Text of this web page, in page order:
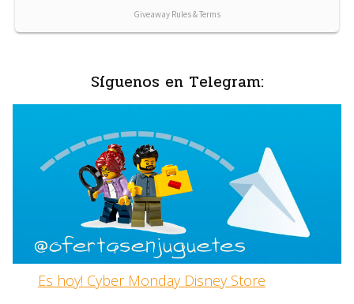
Síguenos en Telegram:
Es hoy! Cyber Monday Disney Store